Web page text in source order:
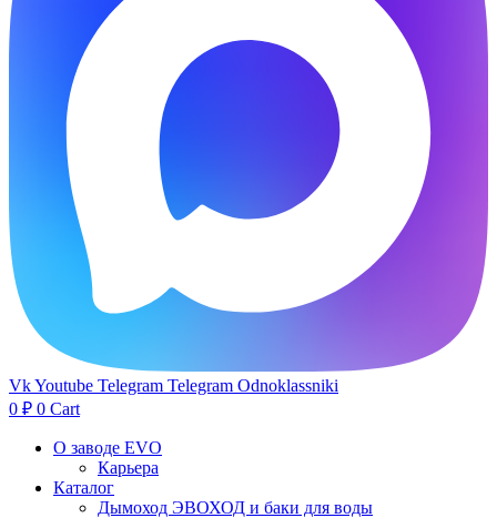
VkYoutube Telegram Telegram Odnoklassniki
0 ₽ 0 Cart
О заводе EVO
Карьера
Каталог
Дымоход ЭВОХОД и баки для воды